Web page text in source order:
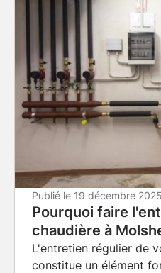
Publié le 19 décembre 2025
Pourquoi faire
chaudière à
?
L'entretien régulier de
constitue un élément